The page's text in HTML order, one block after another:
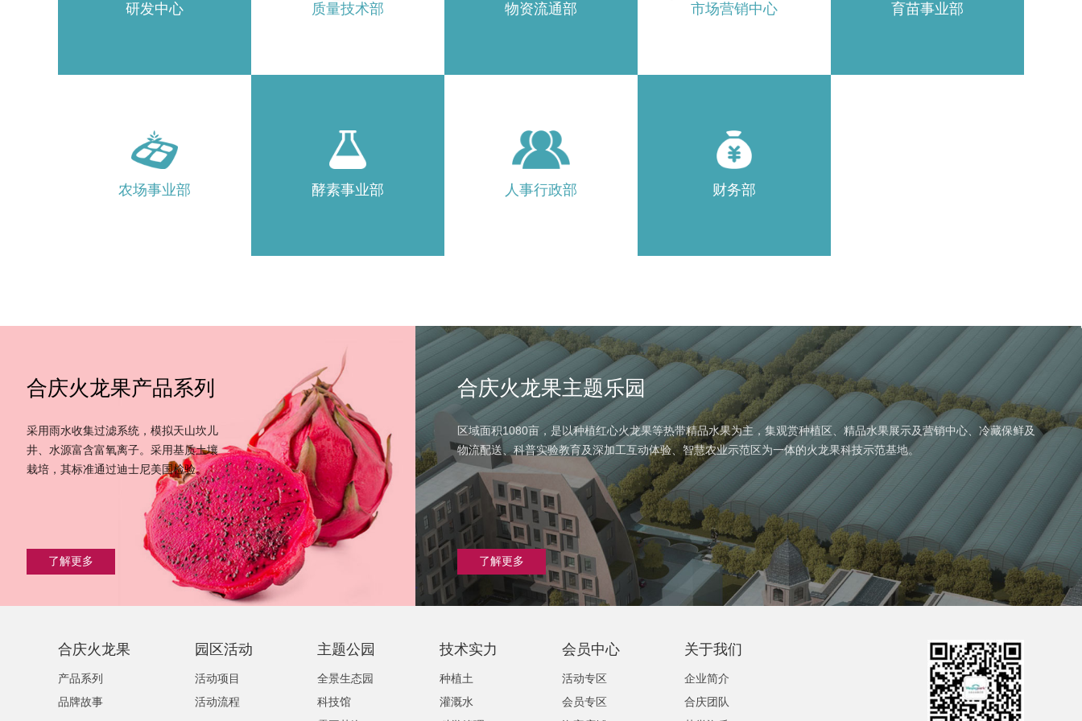
研发中心 质量技术部 物资流通部 市场营销中心 育苗事业部
农场事业部 酵素事业部 人事行政部 财务部
合庆火龙果主题乐园
区域面积1080亩，是以种植红心火龙果等热带精品水果为主，集观赏种植区、精品水果展示及营销中心、冷藏保鲜及
物流配送、科普实验教育及深加工互动体验、智慧农业示范区为一体的火龙果科技示范基地。
了解更多
合庆火龙果产品系列
采用雨水收集过滤系统，模拟天山坎儿
井、水源富含富氧离子。采用基质土壤
栽培，其标准通过迪士尼美国检验。
了解更多
合庆火龙果
产品系列
品牌故事
园区活动
活动项目
活动流程
主题公园
全景生态园
科技馆
技术实力
种植土
灌溉水
会员中心
活动专区
会员专区
关于我们
企业简介
合庆团队